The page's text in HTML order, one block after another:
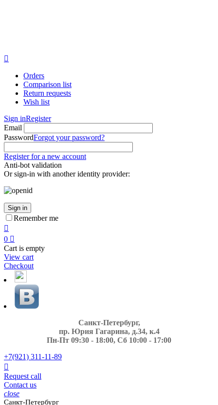

Orders
Comparison list
Return requests
Wish list
Sign inRegister
Email
PasswordForgot your password?
Register for a new account
Anti-bot validation
Or sign-in with another identity provider:
Sign in
Remember me

0 
Cart is empty
View cart
Checkout
Санкт-Петербург,
пр. Юрия Гагарина, д.34, к.4
Пн-Пт 09:30 - 18:00, Сб 10:00 - 17:00
+7(921) 311-11-89

Request call
Contact us
close
Санкт-Петербург